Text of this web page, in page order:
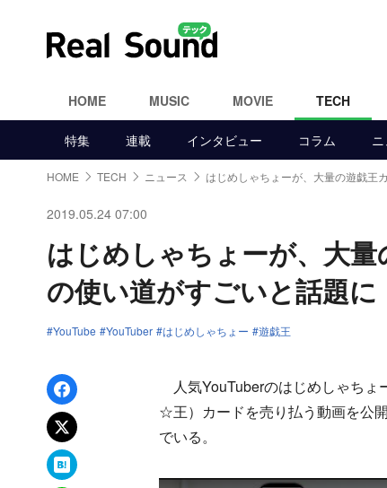
HOME MUSIC MOVIE TECH
特集 連載 インタビュー コラム
HOME TECH ニュース はじめしゃちょーが、大量の遊戯王
2019.05.24 07:00
はじめしゃちょーが、大
の使い道がすごいと話題に
YouTube YouTuber はじめしゃちょー 遊戯王
Facebookでシェア
xでポスト
はてなブックマーク
人気YouTuberのはじめしゃち
☆王）カードを売り払う動画を公
でいる。